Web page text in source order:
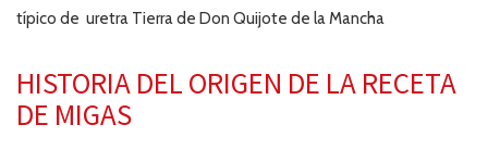
típico de uretra Tierra de Don Quijote de la Mancha
HISTORIA DEL ORIGEN DE LA RECETA
DE MIGAS